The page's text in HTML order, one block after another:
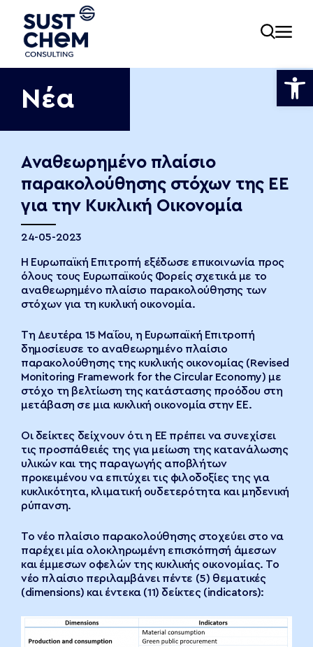
Νέα
Αναθεωρημένο πλαίσιο
παρακολούθησης στόχων της ΕΕ
για την Κυκλική Οικονομία
24-05-2023
Η Ευρωπαϊκή Επιτροπή εξέδωσε επικοινωνία προς
όλους τους Ευρωπαϊκούς Φορείς σχετικά με το
αναθεωρημένο πλαίσιο παρακολούθησης των
στόχων για τη κυκλική οικονομία.
Τη Δευτέρα 15 Μαΐου, η Ευρωπαϊκή Επιτροπή
δημοσίευσε το αναθεωρημένο πλαίσιο
παρακολούθησης της κυκλικής οικονομίας (Revised
Monitoring Framework for the Circular Economy) με
στόχο τη βελτίωση της κατάστασης προόδου στη
μετάβαση σε μια κυκλική οικονομία στην ΕΕ.
Οι δείκτες δείχνουν ότι η ΕΕ πρέπει να συνεχίσει
τις προσπάθειές της για μείωση της κατανάλωσης
υλικών και της παραγωγής αποβλήτων
προκειμένου να επιτύχει τις φιλοδοξίες της για
κυκλικότητα, κλιματική ουδετερότητα και μηδενική
ρύπανση.
Το νέο πλαίσιο παρακολούθησης στοχεύει στο να
παρέχει μία ολοκληρωμένη επισκόπησή άμεσων
και έμμεσων οφελών της κυκλικής οικονομίας. Το
νέο πλαίσιο περιλαμβάνει πέντε (5) θεματικές
(dimensions) και έντεκα (11) δείκτες (indicators):